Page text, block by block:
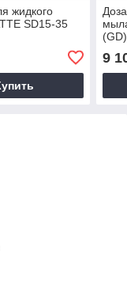
жидкого
SD15-35
(GD)
9